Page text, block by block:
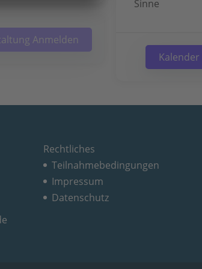
Anmelden
Sinne
Rechtliches
Teilnahmebedingungen
Impressum
Datenschutz